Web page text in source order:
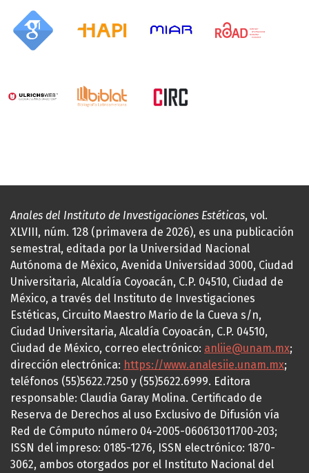
Anales del Instituto de Investigaciones Estéticas, vol.
XLVIII, núm. 128 (primavera de 2026), es una publicación
semestral, editada por la Universidad Nacional
Autónoma de México, Avenida Universidad 3000, Ciudad
Universitaria, Alcaldía Coyoacán, C.P. 04510, Ciudad de
México, a través del Instituto de Investigaciones
Estéticas, Circuito Maestro Mario de la Cueva s/n,
Ciudad Universitaria, Alcaldía Coyoacán, C.P. 04510,
Ciudad de México, correo electrónico: anliie@unam.mx;
dirección electrónica: https://www.analesiie.unam.mx;
teléfonos (55)5622.7250 y (55)5622.6999. Editora
responsable: Claudia Garay Molina. Certificado de
Reserva de Derechos al uso Exclusivo de Difusión vía
Red de Cómputo número 04-2005-060613011700-203;
ISSN del impreso: 0185-1276, ISSN electrónico: 1870-
3062, ambos otorgados por el Instituto Nacional del